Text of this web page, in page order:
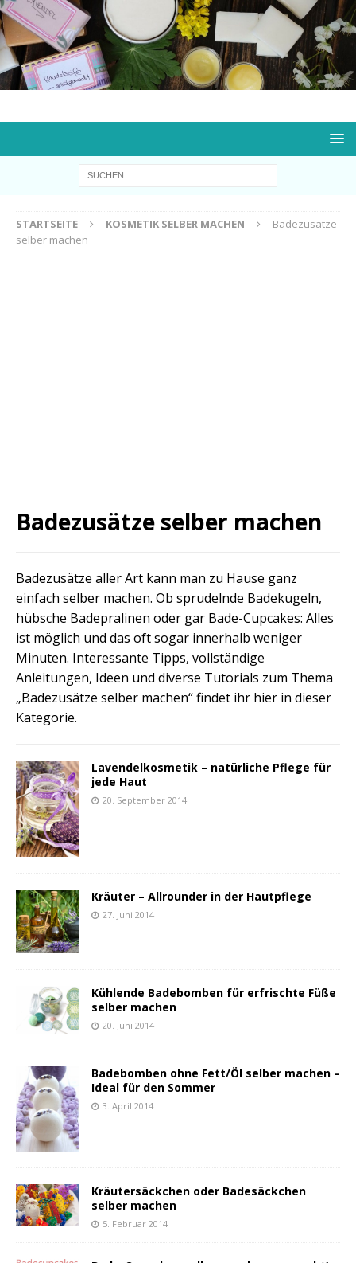
STARTSEITE KOSMETIK SELBER MACHEN
Badezusätze
selber machen
Badezusätze selber machen
Badezusätze aller Art kann man zu Hause ganz
einfach selber machen. Ob sprudelnde Badekugeln,
hübsche Badepralinen oder gar Bade-Cupcakes: Alles
ist möglich und das oft sogar innerhalb weniger
Minuten. Interessante Tipps, vollständige
Anleitungen, Ideen und diverse Tutorials zum Thema
„Badezusätze selber machen“ findet ihr hier in dieser
Kategorie.
Lavendelkosmetik – natürliche Pflege für
jede Haut
20. September 2014
Kräuter – Allrounder in der Hautpflege
27. Juni 2014
Kühlende Badebomben für erfrischte Füße
selber machen
20. Juni 2014
Badebomben ohne Fett/Öl selber machen –
Ideal für den Sommer
3. April 2014
Kräutersäckchen oder Badesäckchen
selber machen
5. Februar 2014